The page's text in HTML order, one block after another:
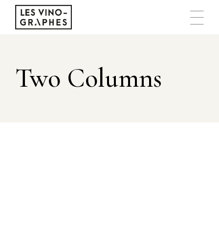
Two Columns